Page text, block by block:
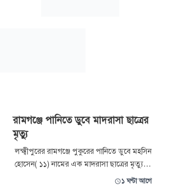
রামগঞ্জে পানিতে ডুবে মাদরাসা ছাত্রের
মৃত্যু
লক্ষ্মীপুরের রামগঞ্জে পুকুরের পানিতে ডুবে মহসিন
হোসেন( ১১) নামের এক মাদরাসা ছাত্রের মৃত্যু
১ ঘণ্টা আগে